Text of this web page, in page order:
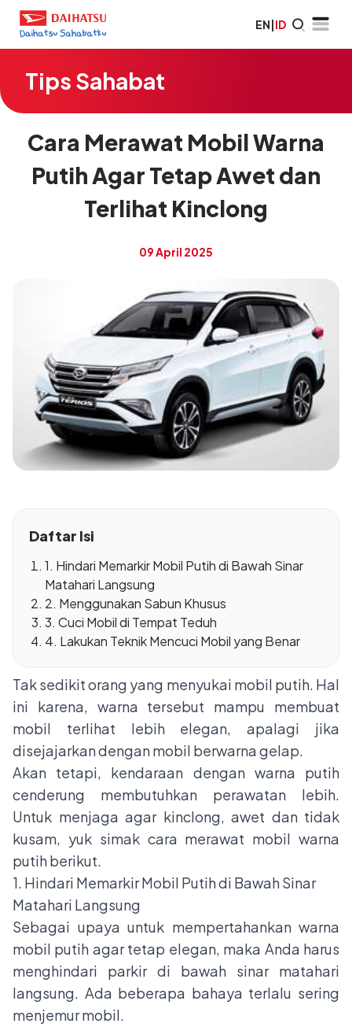
EN|ID
Tips Sahabat
Cara Merawat Mobil Warna
Putih Agar Tetap Awet dan
Terlihat Kinclong
09 April 2025
Daftar Isi
1. Hindari Memarkir Mobil Putih di Bawah Sinar
Matahari Langsung
2. Menggunakan Sabun Khusus
3. Cuci Mobil di Tempat Teduh
4. Lakukan Teknik Mencuci Mobil yang Benar
Tak sedikit orang yang menyukai mobil putih. Hal
ini karena, warna tersebut mampu membuat
mobil terlihat lebih elegan, apalagi jika
disejajarkan dengan mobil berwarna gelap.
Akan tetapi, kendaraan dengan warna putih
cenderung membutuhkan perawatan lebih.
Untuk menjaga agar kinclong, awet dan tidak
kusam, yuk simak cara merawat mobil warna
putih berikut.
1. Hindari Memarkir Mobil Putih di Bawah Sinar
Matahari Langsung
Sebagai upaya untuk mempertahankan warna
mobil putih agar tetap elegan, maka Anda harus
menghindari parkir di bawah sinar matahari
langsung. Ada beberapa bahaya terlalu sering
menjemur mobil.